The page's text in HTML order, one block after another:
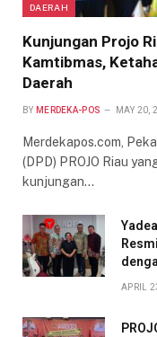
DAERAH
Kunjungan Projo
Kamtibmas,
Daerah
BY MERDEKA-POS MAY 20,
Merdekapos.com,
(DPD) PROJO Riau
kunjungan…
APRIL